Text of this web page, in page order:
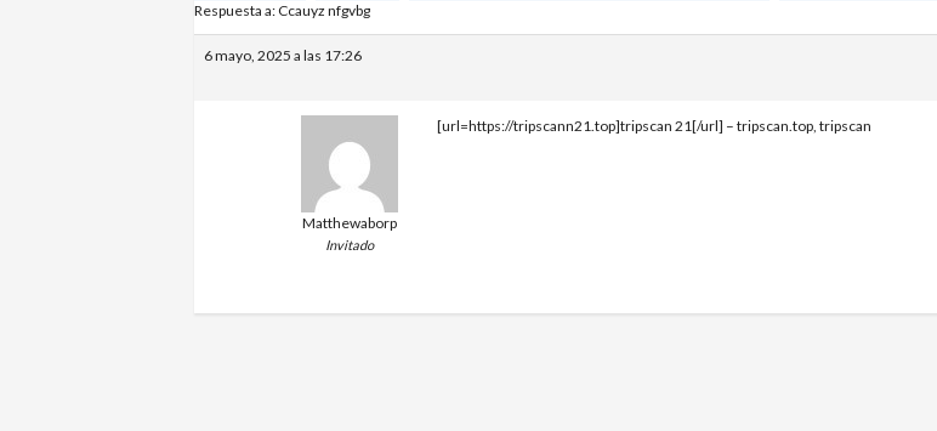
Respuesta a: Ccauyz nfgvbg
6 mayo, 2025 a las 17:26
Matthewaborp
Invitado
[url=https://tripscann21.top]tripscan 21[/url] – tripscan.top, tripscan